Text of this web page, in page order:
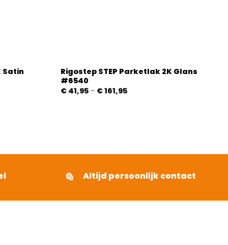
Satin
Rigostep STEP Parketlak 2K Glans
#6540
€ 41,95 - €161,95Prijsklasse:
Altijd persoonlijk contact